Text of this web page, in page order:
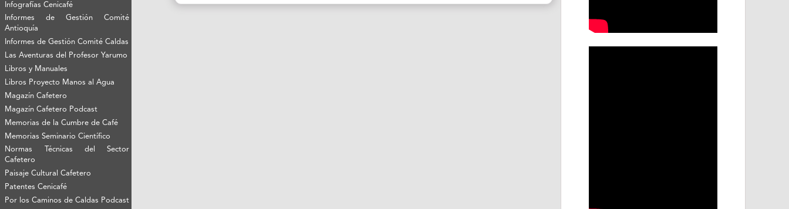
Infografías Cenicafé
Informes de Gestión Comité
Antioquía
Informes de Gestión Comité Caldas
Las Aventuras del Profesor Yarumo
Libros y Manuales
Libros Proyecto Manos al Agua
Magazín Cafetero
Magazín Cafetero Podcast
Memorias de la Cumbre de Café
Memorias Seminario Científico
Normas Técnicas del Sector
Cafetero
Paisaje Cultural Cafetero
Patentes Cenicafé
Por los Caminos de Caldas Podcast